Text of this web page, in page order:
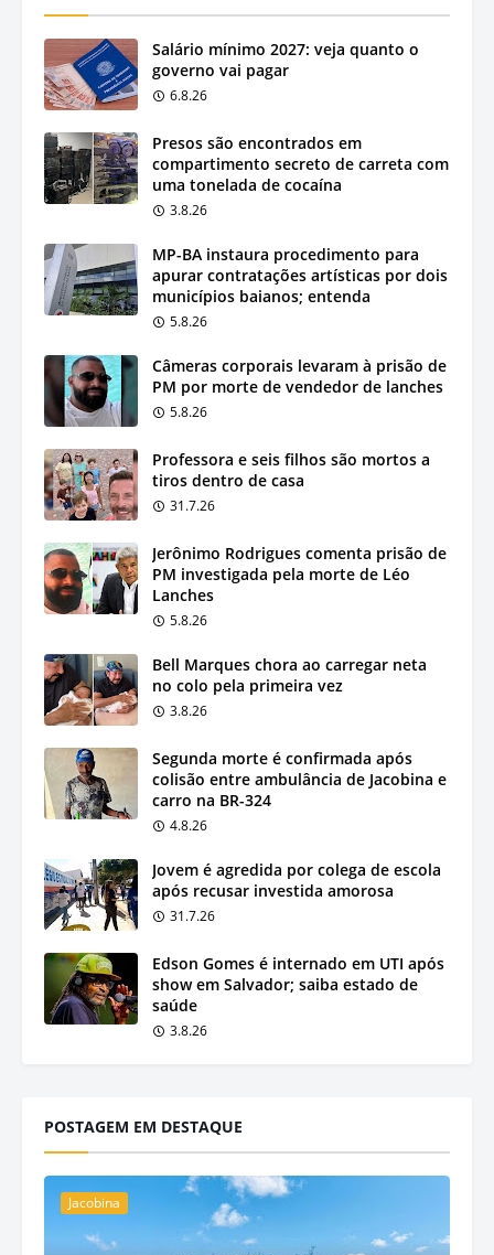
Salário mínimo 2027: veja quanto o
governo vai pagar
6.8.26
Presos são encontrados em
compartimento secreto de carreta com
uma tonelada de cocaína
3.8.26
MP-BA instaura procedimento para
apurar contratações artísticas por dois
municípios baianos; entenda
5.8.26
Câmeras corporais levaram à prisão de
PM por morte de vendedor de lanches
5.8.26
Professora e seis filhos são mortos a
tiros dentro de casa
31.7.26
Jerônimo Rodrigues comenta prisão de
PM investigada pela morte de Léo
Lanches
5.8.26
Bell Marques chora ao carregar neta
no colo pela primeira vez
3.8.26
Segunda morte é confirmada após
colisão entre ambulância de Jacobina e
carro na BR-324
4.8.26
Jovem é agredida por colega de escola
após recusar investida amorosa
31.7.26
Edson Gomes é internado em UTI após
show em Salvador; saiba estado de
saúde
3.8.26
POSTAGEM EM DESTAQUE
Jacobina